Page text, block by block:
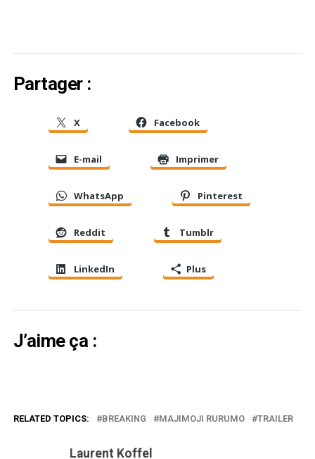
Partager :
X Facebook
E-mail Imprimer
WhatsApp Pinterest
Reddit Tumblr
LinkedIn Plus
J’aime ça :
RELATED TOPICS: BREAKING MAJIMOJI RURUMO TRAILER
Laurent Koffel